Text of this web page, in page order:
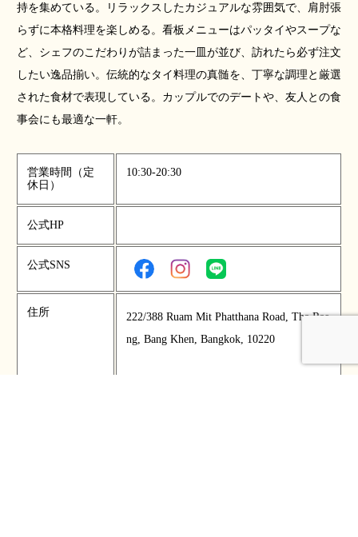
持を集めている。リラックスしたカジュアルな雰囲気で、肩肘張
らずに本格料理を楽しめる。看板メニューはパッタイやスープな
ど、シェフのこだわりが詰まった一皿が並び、訪れたら必ず注文
したい逸品揃い。伝統的なタイ料理の真髄を、丁寧な調理と厳選
された食材で表現している。カップルでのデートや、友人との食
事会にも最適な一軒。
営業時間（定
休日）
10:30-20:30
公式HP
公式SNS
住所
222/388 Ruam Mit Phatthana Road, Tha Rae
ng, Bang Khen, Bangkok, 10220